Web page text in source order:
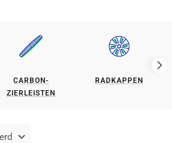
CARBON-
ZIERLEISTEN
RADKAPPEN